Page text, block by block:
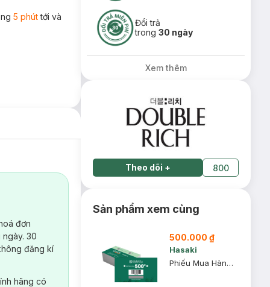
5 phúttới và
đơn
30
đăng kí
hãng có
Đổi trả
trong30 ngày
Xem thêm
Theo dõi + 800
Sản phẩm xem cùng
500.000 ₫
Hasaki
Phiếu Mua Hàng 500k